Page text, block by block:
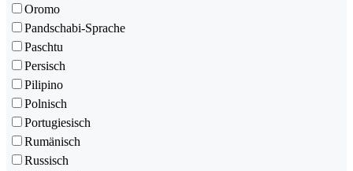
Oromo
Pandschabi-Sprache
Paschtu
Persisch
Pilipino
Polnisch
Portugiesisch
Rumänisch
Russisch